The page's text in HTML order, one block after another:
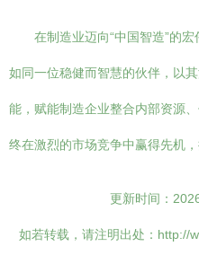
在制造业迈向“中国智造”的
如同一位稳健而智慧的伙伴，以
能，赋能制造企业整合内部资源
终在激烈的市场竞争中赢得先机
更新时间：
如若转载，请注明出处：http://